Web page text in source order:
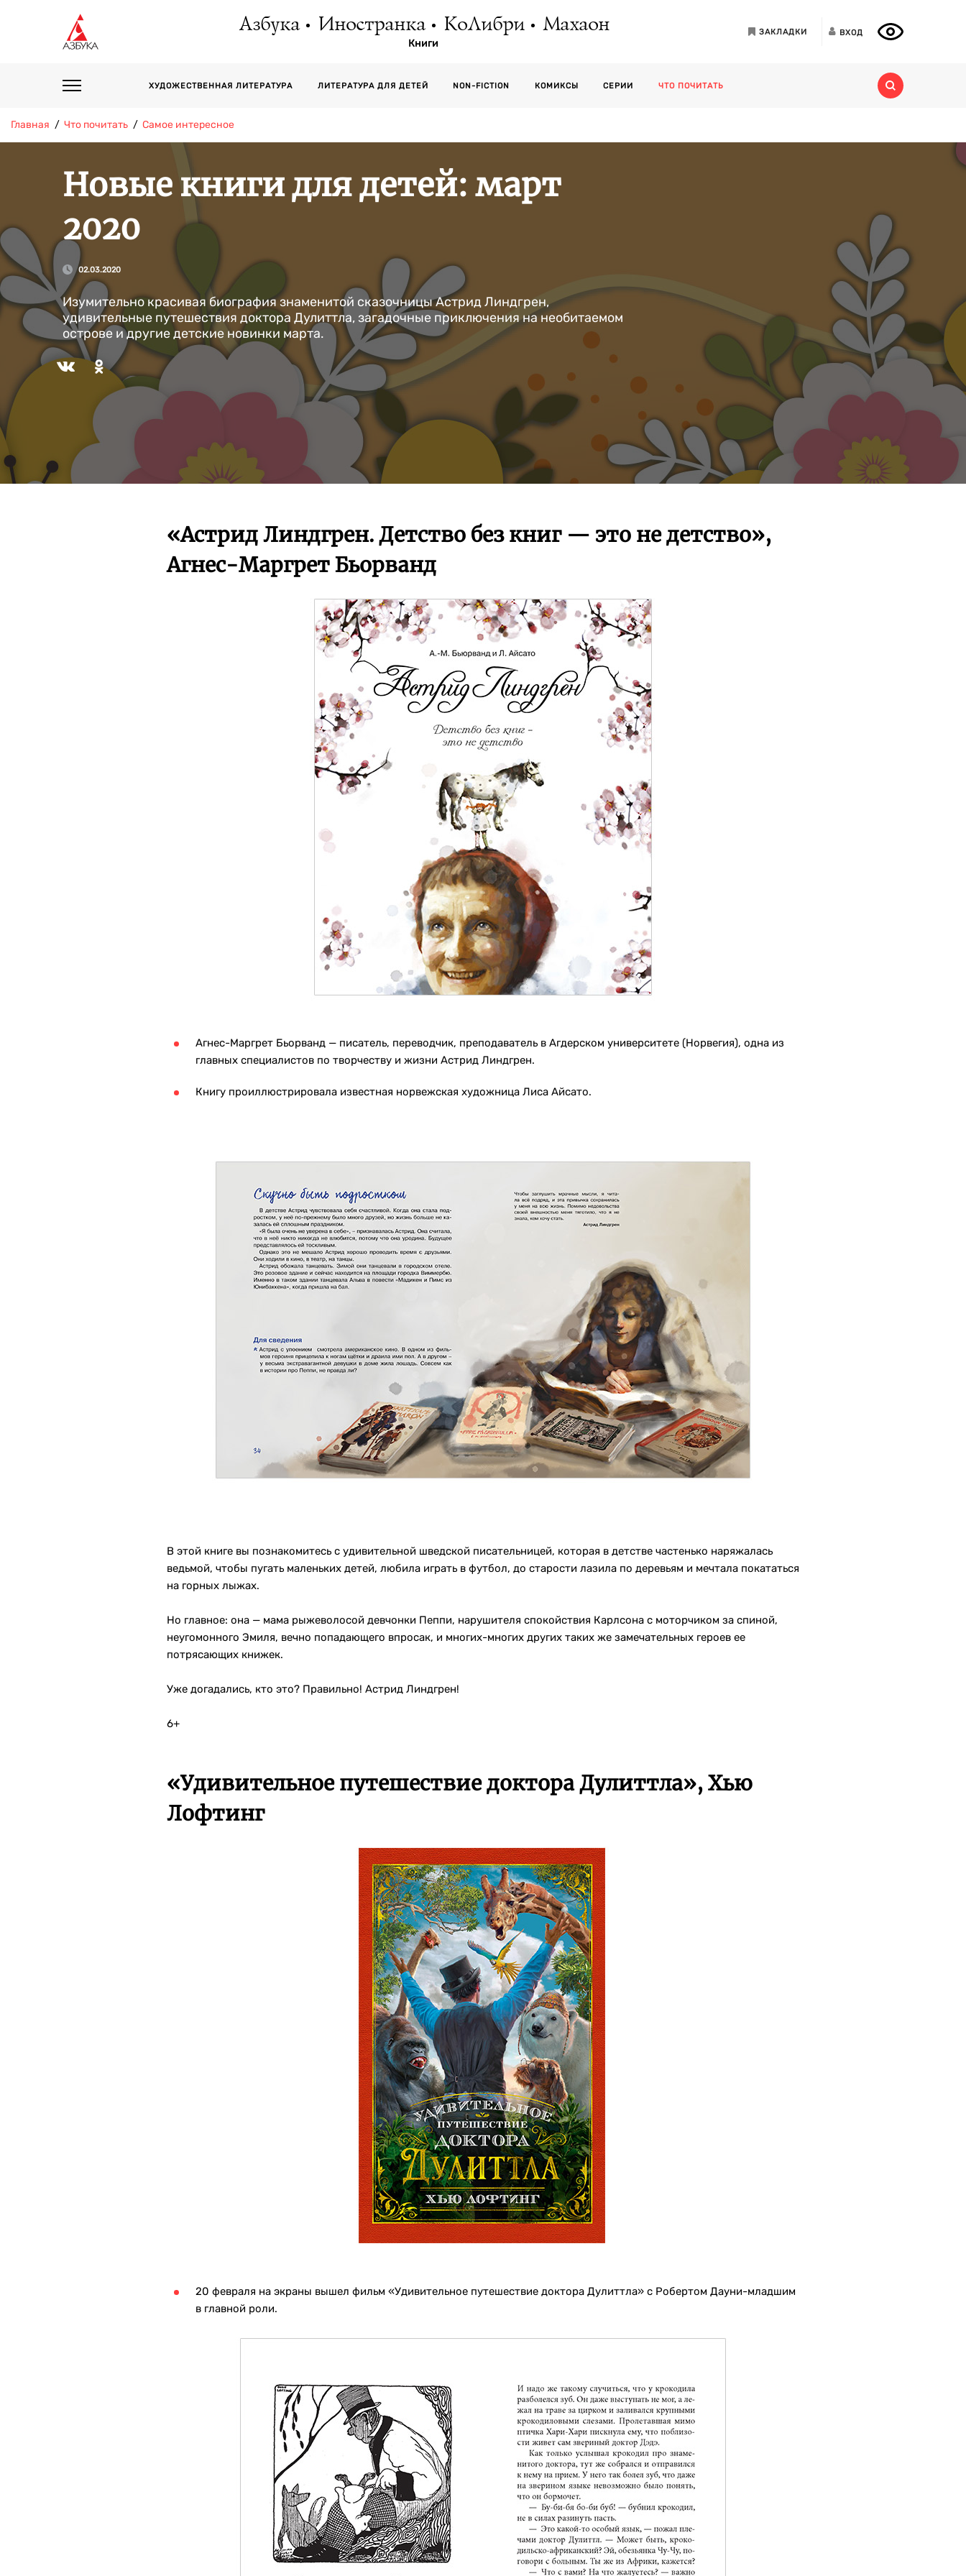
Азбука Иностранка КоЛибри Махаон
Книги
ЗАКЛАДКИ ВХОД
ХУДОЖЕСТВЕННАЯ ЛИТЕРАТУРА ЛИТЕРАТУРА ДЛЯ ДЕТЕЙ NON-FICTION КОМИКСЫ СЕРИИ ЧТО ПОЧИТАТЬ
Главная Что почитать Самое интересное
Новые книги для детей: март
2020
02.03.2020
Изумительно красивая биография знаменитой сказочницы Астрид Линдгрен,
удивительные путешествия доктора Дулиттла, загадочные приключения на необитаемом
острове и другие детские новинки марта.
«Астрид Линдгрен. Детство без книг — это не детство»,
Агнес-Маргрет Бьорванд
Агнес-Маргрет Бьорванд — писатель, переводчик, преподаватель в Агдерском университете (Норвегия), одна из
главных специалистов по творчеству и жизни Астрид Линдгрен.
Книгу проиллюстрировала известная норвежская художница Лиса Айсато.
В этой книге вы познакомитесь с удивительной шведской писательницей, которая в детстве частенько наряжалась
ведьмой, чтобы пугать маленьких детей, любила играть в футбол, до старости лазила по деревьям и мечтала покататься
на горных лыжах.
Но главное: она — мама рыжеволосой девчонки Пеппи, нарушителя спокойствия Карлсона с моторчиком за спиной,
неугомонного Эмиля, вечно попадающего впросак, и многих-многих других таких же замечательных героев ее
потрясающих книжек.
Уже догадались, кто это? Правильно! Астрид Линдгрен!
6+
«Удивительное путешествие доктора Дулиттла», Хью
Лофтинг
20 февраля на экраны вышел фильм «Удивительное путешествие доктора Дулиттла» с Робертом Дауни-младшим
в главной роли.